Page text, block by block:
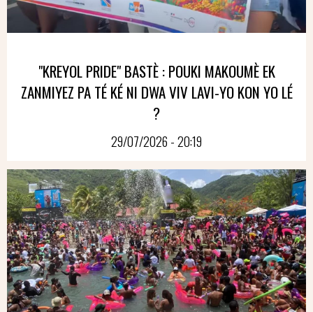
"KREYOL PRIDE" BASTÈ : POUKI MAKOUMÈ EK
ZANMIYEZ PA TÉ KÉ NI DWA VIV LAVI-YO KON YO LÉ
?
29/07/2026 - 20:19